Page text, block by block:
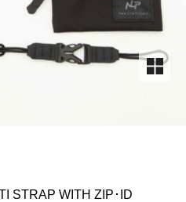
STRAP WITH ZIP･ID